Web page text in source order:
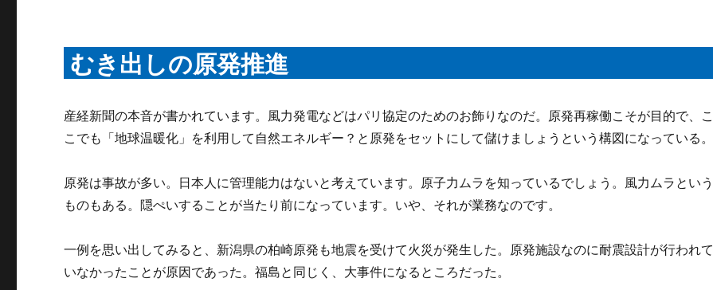
むき出しの原発推進
産経新聞の本音が書かれています。風力発電などはパリ協定のためのお飾りなのだ。原発再稼働こそが目的で、こ
こでも「地球温暖化」を利用して自然エネルギー？と原発をセットにして儲けましょうという構図になっている。
原発は事故が多い。日本人に管理能力はないと考えています。原子力ムラを知っているでしょう。風力ムラという
ものもある。隠ぺいすることが当たり前になっています。いや、それが業務なのです。
一例を思い出してみると、新潟県の柏崎原発も地震を受けて火災が発生した。原発施設なのに耐震設計が行われて
いなかったことが原因であった。福島と同じく、大事件になるところだった。